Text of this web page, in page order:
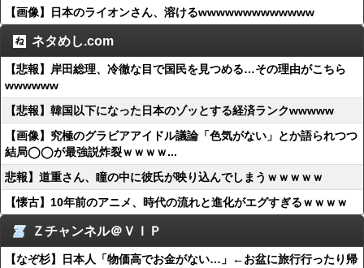
【画像】日本のライオンさん、溶けるwwwwwwwwwwwww
ネタめし.com
【悲報】岸田総理、冷徹な目で国民を見つめる…その理由がこちら
wwwwww
【悲報】韓国以下になった日本のゾッとする経済ランクwwwww
【画像】究極のグラビアアイドル議論「色気がない」とか語られつつ
結局◯◯が最強説炸裂ｗｗｗｗ...
悲報】道重さん、瞳の中に彼氏が映り込んでしまうｗｗｗｗｗ
【懐古】10年前のアニメ、時代の流れと進化がエグすぎるｗｗｗｗ
Ｚチャンネル＠ＶＩＰ
【なぞ杉】日本人「物価高でお金がない…」←お盆に旅行行ったり帰